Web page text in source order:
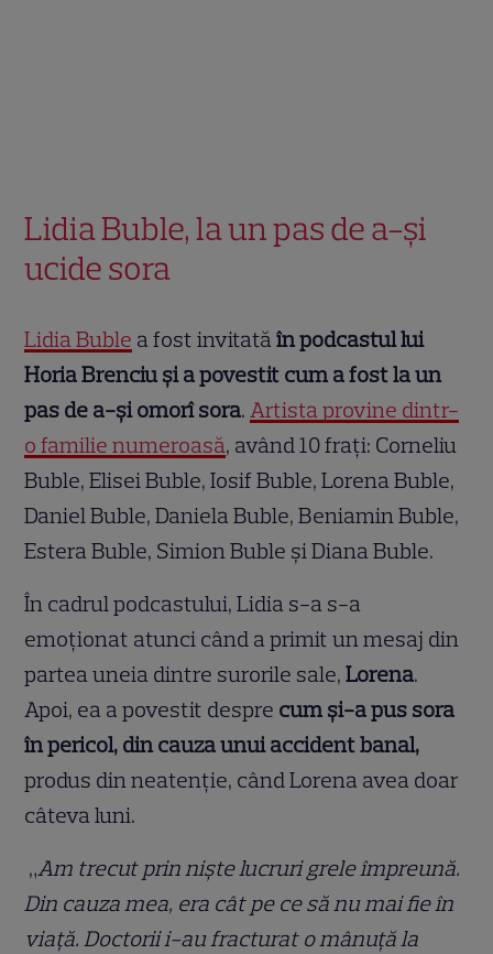
Lidia Buble, la un pas de a-și
ucide sora
Lidia Buble a fost invitatăîn podcastul lui
Horia Brenciu și a povestit cum a fost la un
pas de a-și omorî sora.Artista provine dintr-
o familie numeroasă, având 10 frați: Corneliu
Buble, Elisei Buble, Iosif Buble, Lorena Buble,
Daniel Buble, Daniela Buble, Beniamin Buble,
Estera Buble, Simion Buble și Diana Buble.
În cadrul podcastului, Lidia s-a s-a
emoționat atunci când a primit un mesaj din
partea uneia dintre surorile sale,Lorena.
Apoi, ea a povestit despre cum și-a pus sora
în pericol, din cauza unui accident banal,
produs din neatenție, când Lorena avea doar
câteva luni.
„Am trecut prin niște lucruri grele împreună.
Din cauza mea, era cât pe ce să nu mai fie în
viață. Doctorii i-au fracturat o mânuță la